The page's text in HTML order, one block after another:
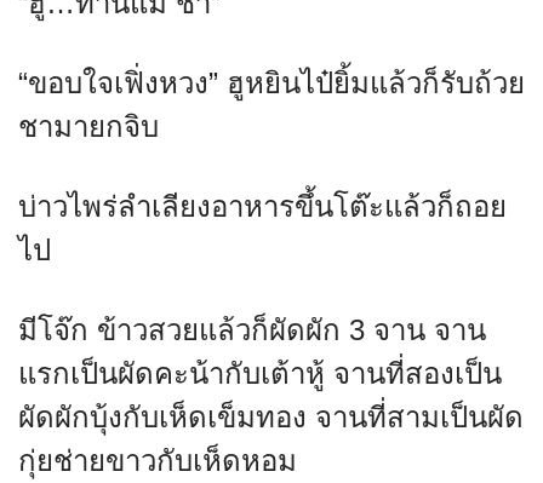
“ขอบใจเฟิ่งหวง” ฮูหยินไป๋ยิ้มแล้วก็รับถ้วย
ชามายกจิบ
บ่าวไพร่ลำเลียงอาหารขึ้นโต๊ะแล้วก็ถอย
ไป
มีโจ๊ก ข้าวสวยแล้วก็ผัดผัก 3 จาน จาน
แรกเป็นผัดคะน้ากับเต้าหู้ จานที่สองเป็น
ผัดผักบุ้งกับเห็ดเข็มทอง จานที่สามเป็นผัด
กุ่ยช่ายขาวกับเห็ดหอม